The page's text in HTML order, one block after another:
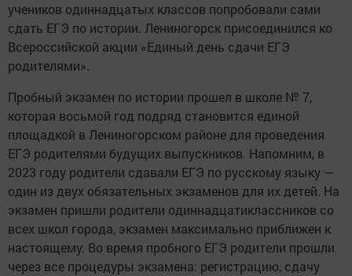
учеников одиннадцатых классов попробовали сами
сдать ЕГЭ по истории. Лениногорск присоединился ко
Всероссийской акции «Единый день сдачи ЕГЭ
родителями».
Пробный экзамен по истории прошел в школе № 7,
которая восьмой год подряд становится единой
площадкой в Лениногорском районе для проведения
ЕГЭ родителями будущих выпускников. Напомним, в
2023 году родители сдавали ЕГЭ по русскому языку —
один из двух обязательных экзаменов для их детей. На
экзамен пришли родители одиннадцатиклассников со
всех школ города, экзамен максимально приближен к
настоящему. Во время пробного ЕГЭ родители прошли
через все процедуры экзамена: регистрацию, сдачу